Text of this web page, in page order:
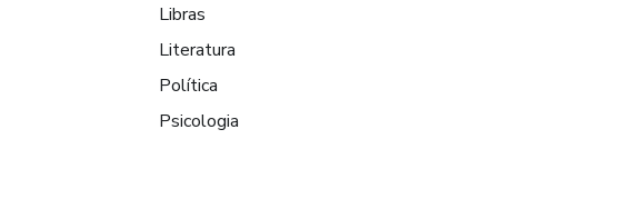
Libras
Literatura
Política
Psicologia